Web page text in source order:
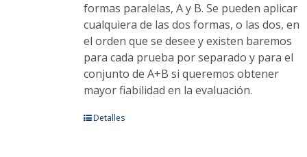
formas paralelas, A y B. Se pueden aplicar
cualquiera de las dos formas, o las dos, en
el orden que se desee y existen baremos
para cada prueba por separado y para el
conjunto de A+B si queremos obtener
mayor fiabilidad en la evaluación.
EsteDetalles